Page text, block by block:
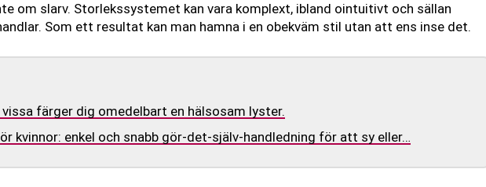
om slarv. Storlekssystemet kan vara komplext, ibland ointuitivt och sällan
Som ett resultat kan man hamna i en obekväm stil utan att ens inse det.
färger dig omedelbart en hälsosam lyster.
kvinnor: enkel och snabb gör-det-själv-handledning för att sy eller…